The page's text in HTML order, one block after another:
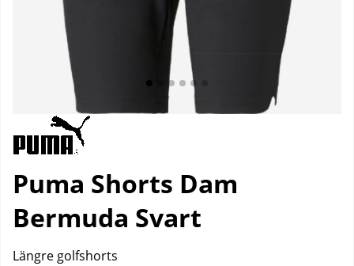
Puma Shorts Dam
Bermuda Svart
Längre golfshorts